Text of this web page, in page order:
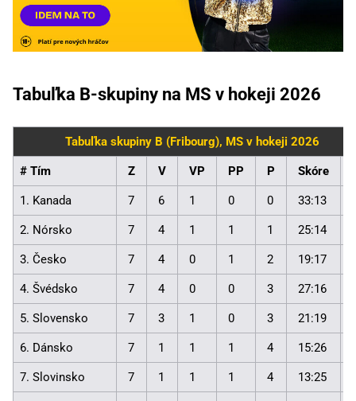
Tabuľka B-skupiny na MS v hokeji 2026
Tabuľka skupiny B (Fribourg), MS v hokeji 2026
# Tím Z V VP PP P Skóre
1. Kanada 7 6 1 0 0 33:13
2. Nórsko 7 4 1 1 1 25:14
3. Česko 7 4 0 1 2 19:17
4. Švédsko 7 4 0 0 3 27:16
5. Slovensko 7 3 1 0 3 21:19
6. Dánsko 7 1 1 1 4 15:26
7. Slovinsko 7 1 1 1 4 13:25